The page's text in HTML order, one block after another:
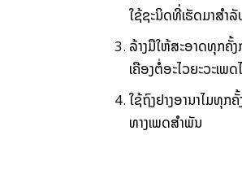
ໃຊ້ຊະນິດທີ່ເຮັດມາສຳ
ລ້າງມືໃຫ້ສະອາດທຸກຄັ້
ເຄືອງຕໍ່ອະໄວຍະວະເພດ
ໃຊ້ຖົງຢາງອານາໄມທຸ
ທາງເພດສຳພັນ